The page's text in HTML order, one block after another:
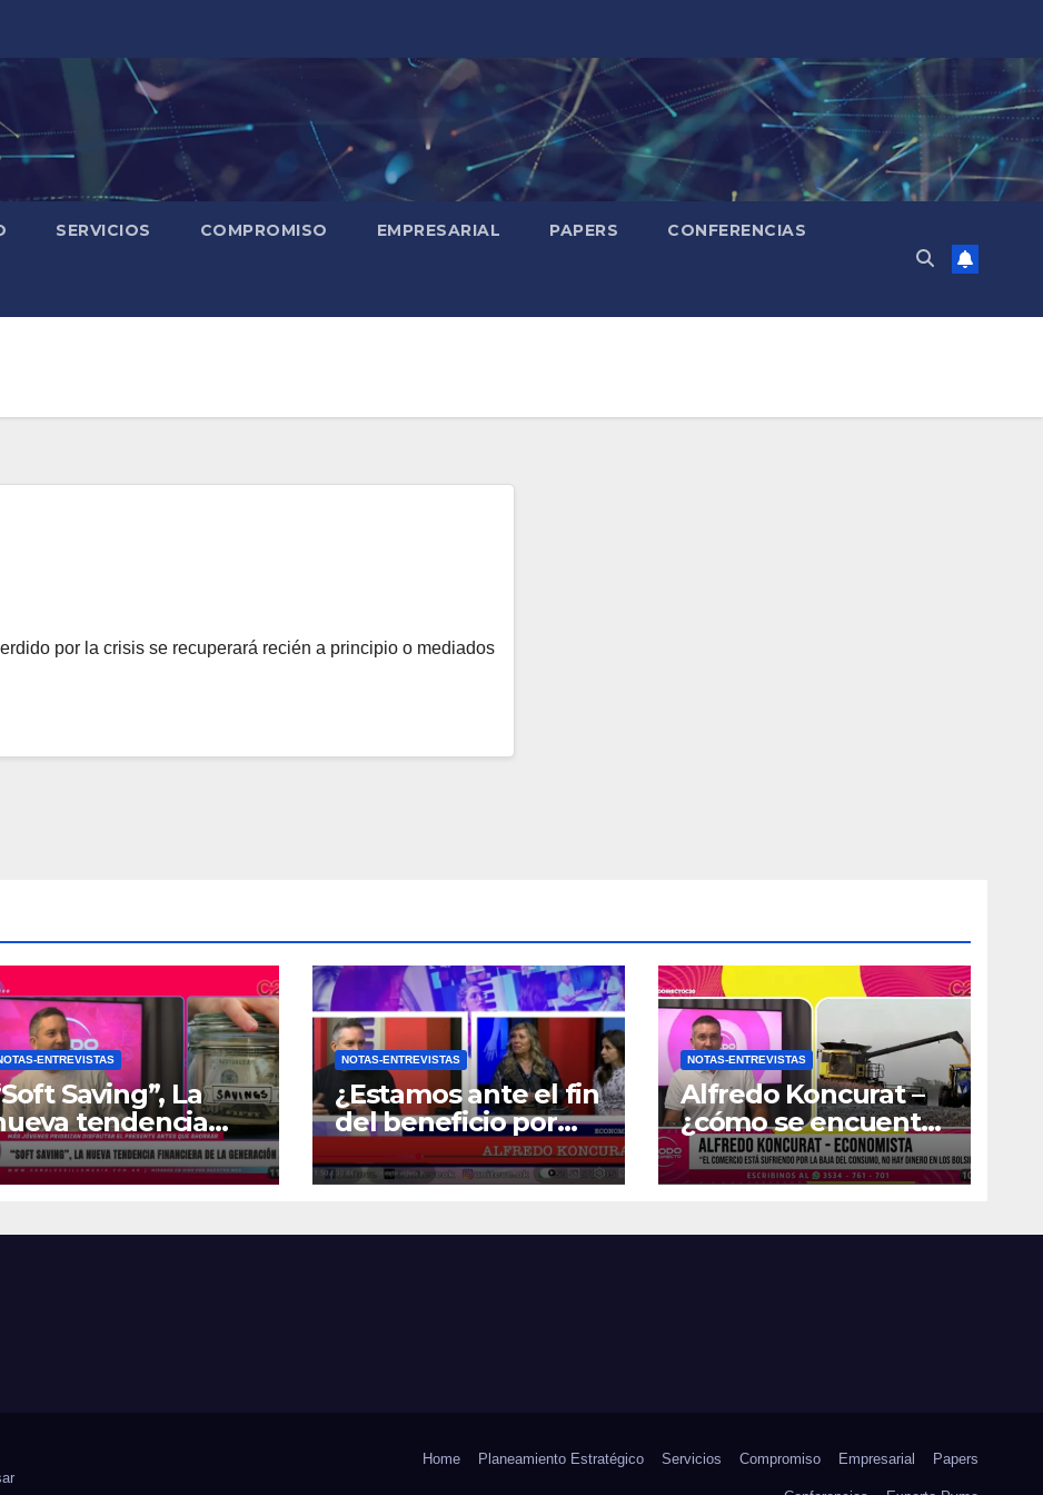
SERVICIOS COMPROMISO EMPRESARIAL PAPERS CONFERENCIAS
por la crisis se recuperará recién a principio o mediados
ENTREVISTAS
Saving”, La
tendencia
de la
Z
NOTAS-ENTREVISTAS
¿Estamos ante el fin
del beneficio por
Zona Fría?
NOTAS-ENTREVISTAS
Alfredo Koncurat –
¿cómo se encuentra
la actividad
económica del país?
Home Planeamiento Estratégico Servicios Compromiso Empresarial Papers